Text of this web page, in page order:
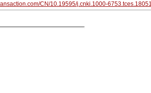
CN/10.19595/j.cnki.1000-